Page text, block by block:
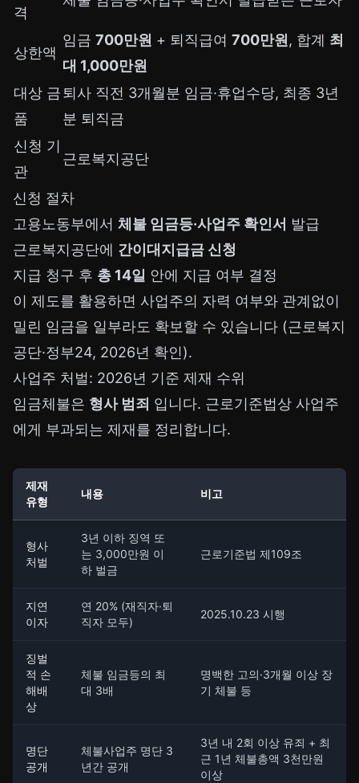
격
상한액
임금 700만원 + 퇴직급여 700만원, 합계 최
대 1,000만원
대상 금
품
퇴사 직전 3개월분 임금·휴업수당, 최종 3년
분 퇴직금
신청 기
관
근로복지공단
신청 절차
고용노동부에서 체불 임금등·사업주 확인서 발급
근로복지공단에 간이대지급금 신청
지급 청구 후 총 14일 안에 지급 여부 결정
이 제도를 활용하면 사업주의 자력 여부와 관계없이
밀린 임금을 일부라도 확보할 수 있습니다 (근로복지
공단·정부24, 2026년 확인).
사업주 처벌: 2026년 기준 제재 수위
임금체불은 형사 범죄 입니다. 근로기준법상 사업주
에게 부과되는 제재를 정리합니다.
제재
유형
내용 비고
형사
처벌
3년 이하 징역 또
는 3,000만원 이
하 벌금
근로기준법 제109조
지연
이자
연 20% (재직자·퇴
직자 모두)
2025.10.23 시행
징벌
적 손
해배
상
체불 임금등의 최
대 3배
명백한 고의·3개월 이상 장
기 체불 등
명단
공개
체불사업주 명단 3
년간 공개
3년 내 2회 이상 유죄 + 최
근 1년 체불총액 3천만원
이상